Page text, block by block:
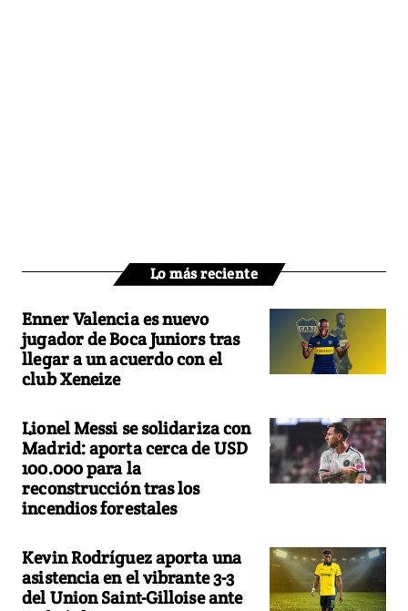
Lo más reciente
Enner Valencia es nuevo
jugador de Boca Juniors tras
llegar a un acuerdo con el
club Xeneize
Lionel Messi se solidariza con
Madrid: aporta cerca de USD
100.000 para la
reconstrucción tras los
incendios forestales
Kevin Rodríguez aporta una
asistencia en el vibrante 3-3
del Union Saint-Gilloise ante